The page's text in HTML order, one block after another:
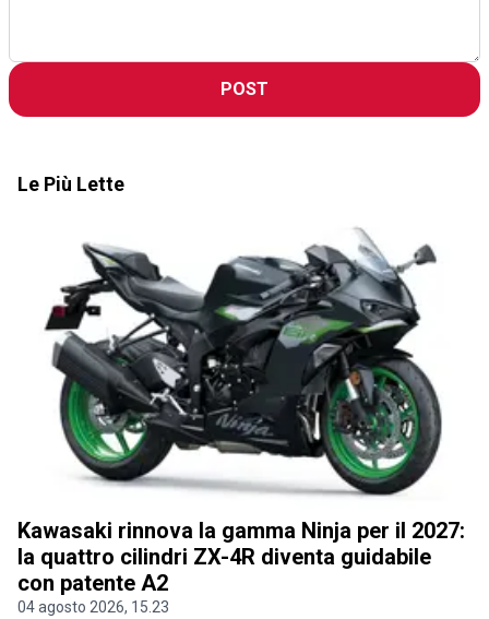
POST
Le Più Lette
Kawasaki rinnova la gamma Ninja per il 2027:
la quattro cilindri ZX-4R diventa guidabile
con patente A2
04 agosto 2026, 15.23